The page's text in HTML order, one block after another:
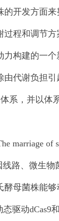
开发方面
程和调节
构建的一
代谢负担
系，并以
of
线路、微生
母菌株能
驱动dCas9